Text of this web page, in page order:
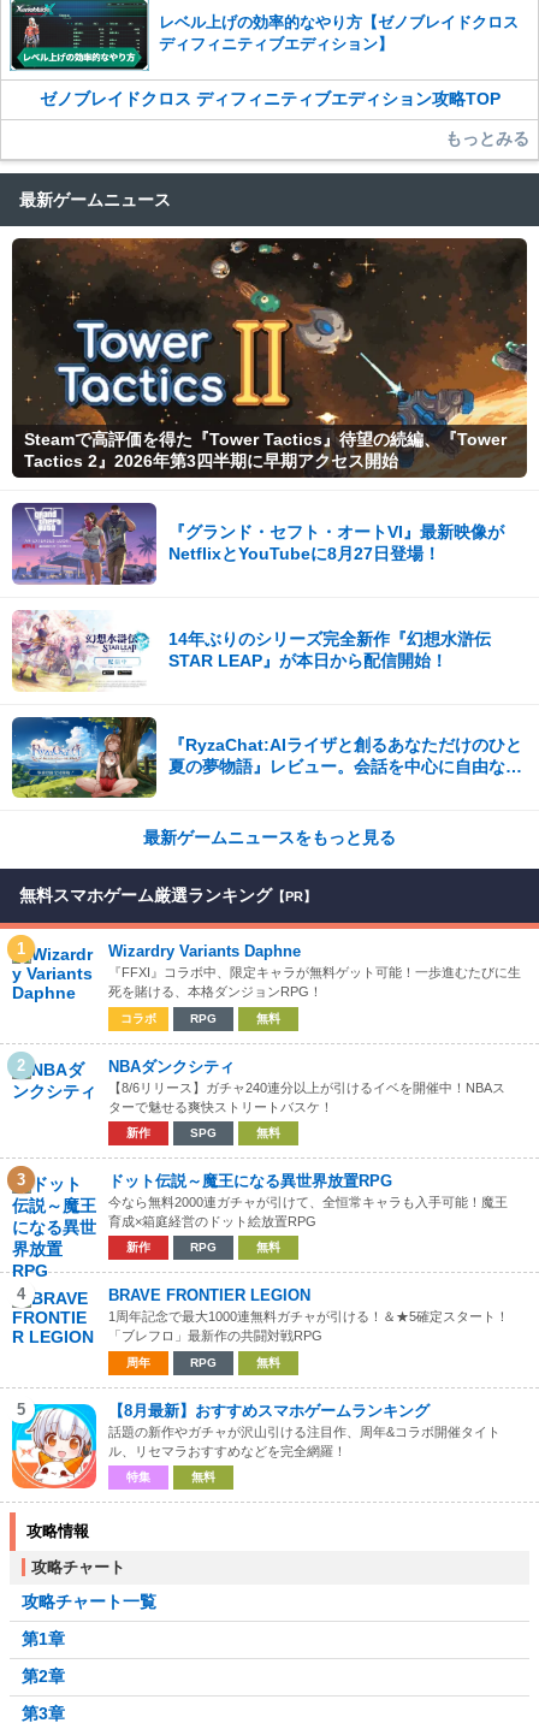
レベル上げの効率的なやり方【ゼノブレイドクロス
ディフィニティブエディション】
ゼノブレイドクロス ディフィニティブエディション攻略TOP
もっとみる
最新ゲームニュース
Steamで高評価を得た『Tower Tactics』待望の続編、『Tower
Tactics 2』2026年第3四半期に早期アクセス開始
『グランド・セフト・オートVI』最新映像が
NetflixとYouTubeに8月27日登場！
14年ぶりのシリーズ完全新作『幻想水滸伝
STAR LEAP』が本日から配信開始！
『RyzaChat:AIライザと創るあなただけのひと
夏の夢物語』レビュー。会話を中心に自由な冒
最新ゲームニュースをもっと見る
無料スマホゲーム厳選ランキング 【PR】
1 Wizardry Variants Daphne
『FFXI』コラボ中、限定キャラが無料ゲット可能！一歩進むたびに生
死を賭ける、本格ダンジョンRPG！
コラボ RPG 無料
2 NBAダンクシティ
【8/6リリース】ガチャ240連分以上が引けるイベを開催中！NBAス
ターで魅せる爽快ストリートバスケ！
新作 SPG 無料
3 ドット伝説～魔王になる異世界放置RPG
今なら無料2000連ガチャが引けて、全恒常キャラも入手可能！魔王
育成×箱庭経営のドット絵放置RPG
新作 RPG 無料
4 BRAVE FRONTIER LEGION
1周年記念で最大1000連無料ガチャが引ける！＆★5確定スタート！
「ブレフロ」最新作の共闘対戦RPG
周年 RPG 無料
5 【8月最新】おすすめスマホゲームランキング
話題の新作やガチャが沢山引ける注目作、周年&コラボ開催タイト
ル、リセマラおすすめなどを完全網羅！
特集 無料
攻略情報
攻略チャート
攻略チャート一覧
第1章
第2章
第3章